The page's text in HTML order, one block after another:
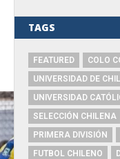
TAGS
FEATURED
COLO
UNIVERSIDAD DE
UNIVERSIDAD
SELECCIÓN CHILENA
PRIMERA DIVISIÓN
FUTBOL CHILENO